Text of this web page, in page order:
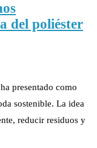
del poliéster
presentado como
sostenible. La idea
reducir residuos y